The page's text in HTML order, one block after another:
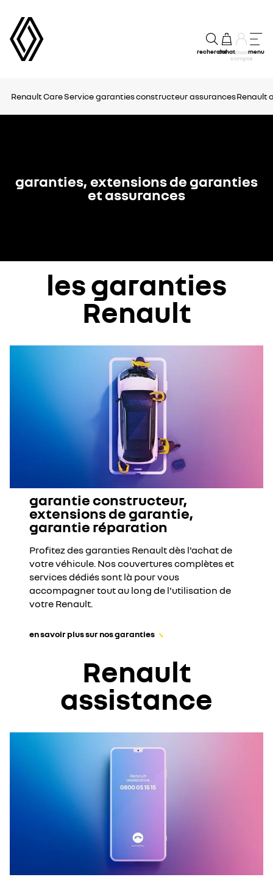
rechercheachatmon
compte
menu
Renault Care Service garanties constructeurassurancesRenault
garanties, extensions de garanties
et assurances
les garanties
Renault
garantie constructeur,
extensions de garantie,
garantie réparation
Profitez des garanties Renault dès l'achat de
votre véhicule. Nos couvertures complètes et
services dédiés sont là pour vous
accompagner tout au long de l'utilisation de
votre Renault.
en savoir plus sur nos garanties
Renault
assistance